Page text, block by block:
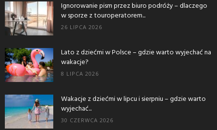
Ignorowanie pism przez biuro podróży – dlaczego
w sporze z touroperatorem...
26 LIPCA 2026
Lato z dziećmi w Polsce – gdzie warto wyjechać na
wakacje?
8 LIPCA 2026
Wakacje z dziećmi w lipcu i sierpniu – gdzie warto
wyjechać...
30 CZERWCA 2026